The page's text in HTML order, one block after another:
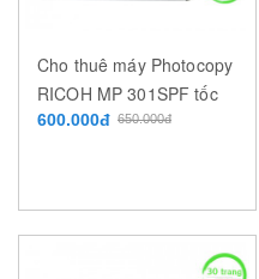
Cho thuê máy Photocopy
RICOH MP 301SPF tốc
độ 30 trang/phút
650.000đ
600.000đ